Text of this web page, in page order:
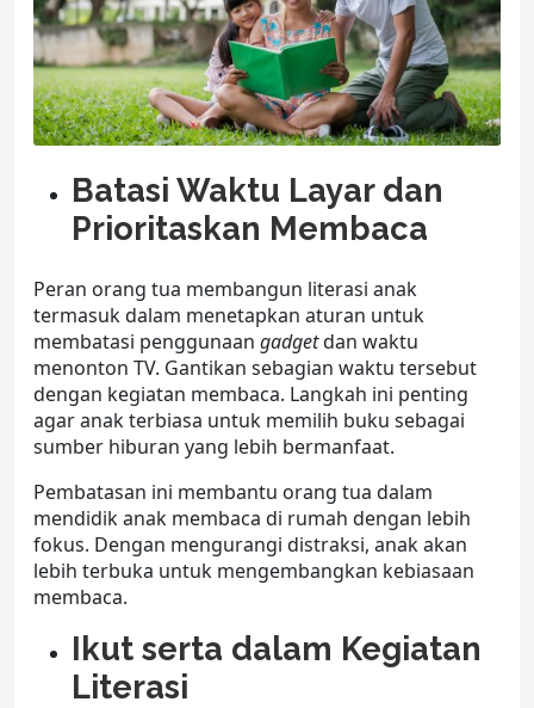
Batasi Waktu Layar dan
Prioritaskan Membaca
Peran orang tua membangun literasi anak
termasuk dalam menetapkan aturan untuk
membatasi penggunaan gadgetdan waktu
menonton TV. Gantikan sebagian waktu tersebut
dengan kegiatan membaca. Langkah ini penting
agar anak terbiasa untuk memilih buku sebagai
sumber hiburan yang lebih bermanfaat.
Pembatasan ini membantu orang tua dalam
mendidik anak membaca di rumah dengan lebih
fokus. Dengan mengurangi distraksi, anak akan
lebih terbuka untuk mengembangkan kebiasaan
membaca.
Ikut serta dalam Kegiatan
Literasi